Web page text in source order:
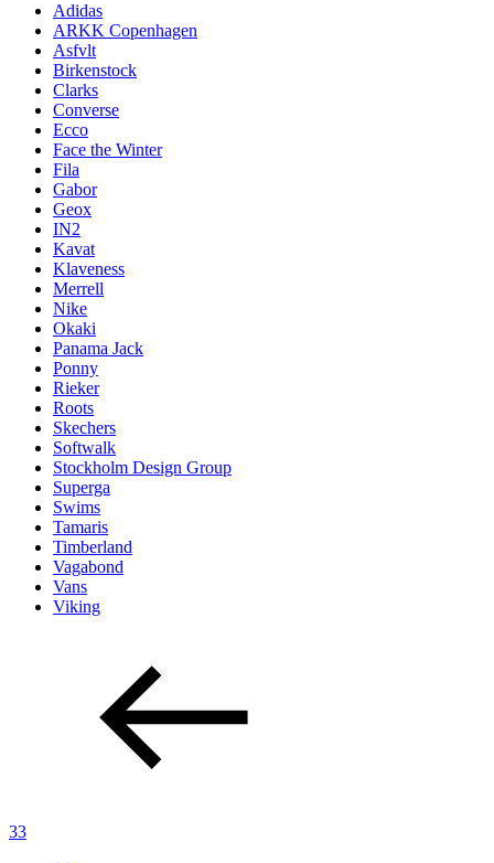
Adidas
ARKK Copenhagen
Asfvlt
Birkenstock
Clarks
Converse
Ecco
Face the Winter
Fila
Gabor
Geox
IN2
Kavat
Klaveness
Merrell
Nike
Okaki
Panama Jack
Ponny
Rieker
Roots
Skechers
Softwalk
Stockholm Design Group
Superga
Swims
Tamaris
Timberland
Vagabond
Vans
Viking
33